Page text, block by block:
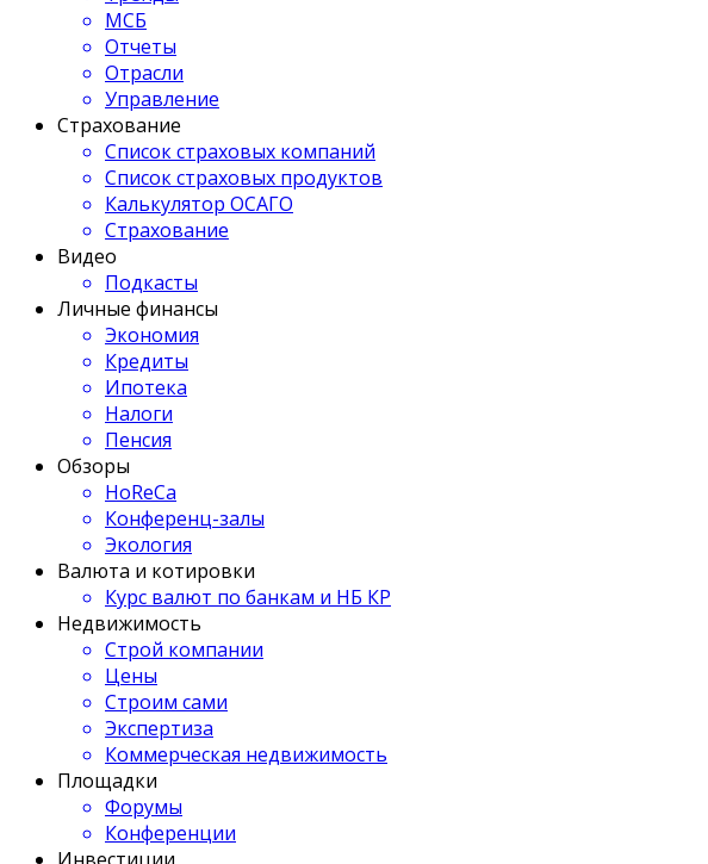
МСБ
Отчеты
Отрасли
Управление
Страхование
Список страховых компаний
Список страховых продуктов
Калькулятор ОСАГО
Страхование
Видео
Подкасты
Личные финансы
Экономия
Кредиты
Ипотека
Налоги
Пенсия
Обзоры
HoReCa
Конференц-залы
Экология
Валюта и котировки
Курс валют по банкам и НБ КР
Недвижимость
Строй компании
Цены
Строим сами
Экспертиза
Коммерческая недвижимость
Площадки
Форумы
Конференции